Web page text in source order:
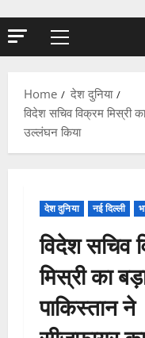
Primary
Home
देश दुनिया
विदेश सचिव विक्रम मिस्री
उल्लंघन किया
देश दुनिया नई दिल्ली
विदेश सचिव
मिस्री का
पाकिस्तान ने